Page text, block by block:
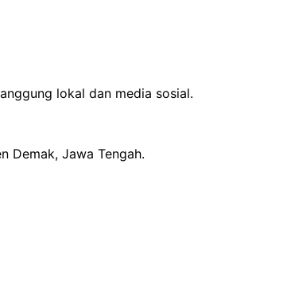
lokal dan media sosial.
Demak, Jawa Tengah.